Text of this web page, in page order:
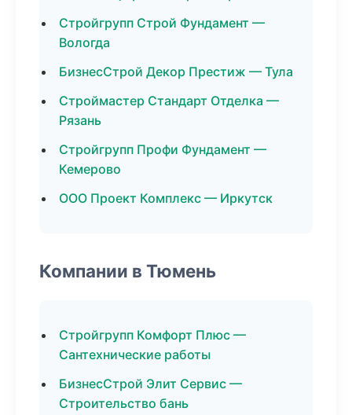
Стройгрупп Строй Фундамент —
Вологда
БизнесСтрой Декор Престиж — Тула
Строймастер Стандарт Отделка —
Рязань
Стройгрупп Профи Фундамент —
Кемерово
ООО Проект Комплекс — Иркутск
Компании в Тюмень
Стройгрупп Комфорт Плюс —
Сантехнические работы
БизнесСтрой Элит Сервис —
Строительство бань